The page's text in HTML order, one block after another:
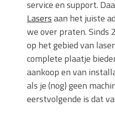
service en support.
Lasersaan het juiste
we over praten. Sinds
op het gebied van
complete plaatje
aankoop en van
als je (nog) geen
eerstvolgende is dat